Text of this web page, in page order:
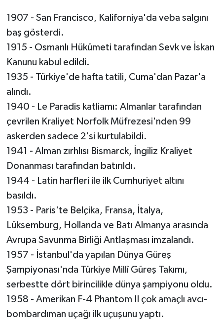
1907 - San Francisco, Kaliforniya'da veba salgını
baş gösterdi.
1915 - Osmanlı Hükümeti tarafından Sevk ve İskan
Kanunu kabul edildi.
1935 - Türkiye'de hafta tatili, Cuma'dan Pazar'a
alındı.
1940 - Le Paradis katliamı: Almanlar tarafından
çevrilen Kraliyet Norfolk Müfrezesi'nden 99
askerden sadece 2'si kurtulabildi.
1941 - Alman zırhlısı Bismarck, İngiliz Kraliyet
Donanması tarafından batırıldı.
1944 - Latin harfleri ile ilk Cumhuriyet altını
basıldı.
1953 - Paris'te Belçika, Fransa, İtalya,
Lüksemburg, Hollanda ve Batı Almanya arasında
Avrupa Savunma Birliği Antlaşması imzalandı.
1957 - İstanbul'da yapılan Dünya Güreş
Şampiyonası'nda Türkiye Millî Güreş Takımı,
serbestte dört birincilikle dünya şampiyonu oldu.
1958 - Amerikan F-4 Phantom II çok amaçlı avcı-
bombardıman uçağı ilk uçuşunu yaptı.